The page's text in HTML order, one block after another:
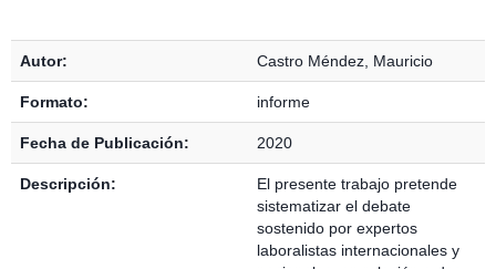
Autor: Castro Méndez, Mauricio
Formato: informe
Fecha de Publicación: 2020
Descripción:
El presente trabajo pretende
sistematizar el debate
sostenido por expertos
laboralistas internacionales y